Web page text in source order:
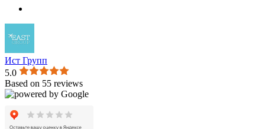
Ист Групп
5.0
Based on 55 reviews